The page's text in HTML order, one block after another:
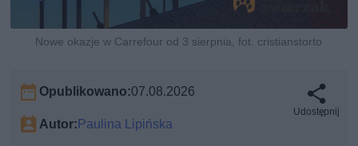
Nowe okazje w Carrefour od 3 sierpnia, fot. cristianstorto
Opublikowano:07.08.2026
Autor:Paulina Lipińska
Udostępnij